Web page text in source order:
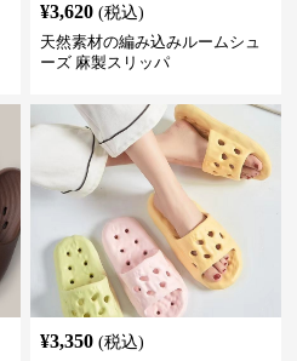
¥3,620 (税込)
天然素材の編み込みルームシュ
ーズ 麻製スリッパ
¥3,350 (税込)